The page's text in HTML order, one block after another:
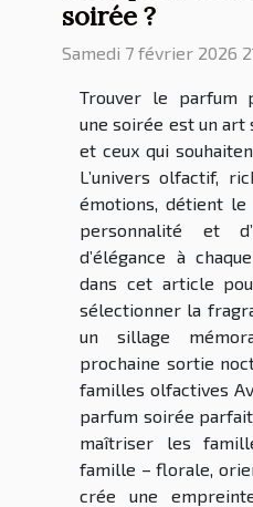
soirée ?
Samedi 7 février 2026
Trouver le parfum
une soirée est un
et ceux qui
L’univers olfactif,
émotions, détient
personnalité et
d’élégance à
dans cet article
sélectionner la
un sillage
prochaine sortie
familles olfactives
parfum soirée
maîtriser les
famille – florale,
crée une